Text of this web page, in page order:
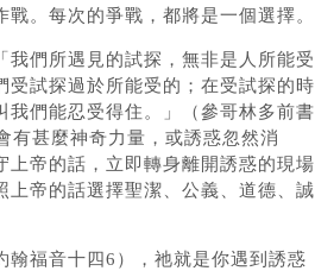
。每次的爭戰，都將是一個選擇。
我們所遇見的試探，無非是人所能受
受試探過於所能受的；在受試探的時
我們能忍受得住。」（參哥林多前書
有甚麼神奇力量，或誘惑忽然消
上帝的話，立即轉身離開誘惑的現場
上帝的話選擇聖潔、公義、道德、誠
翰福音十四6），祂就是你遇到誘惑